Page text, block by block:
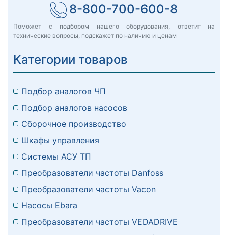
8-800-700-600-8
Поможет с подбором нашего оборудования, ответит на
технические вопросы, подскажет по наличию и ценам
Категории товаров
Подбор аналогов ЧП
Подбор аналогов насосов
Сборочное производство
Шкафы управления
Системы АСУ ТП
Преобразователи частоты Danfoss
Преобразователи частоты Vacon
Насосы Ebara
Преобразователи частоты VEDADRIVE